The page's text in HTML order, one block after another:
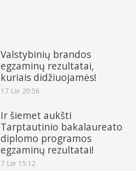
Valstybinių brandos
egzaminų rezultatai,
kuriais didžiuojamės!
17 Lie 20:56
Ir šiemet aukšti
Tarptautinio bakalaureato
diplomo programos
egzaminų rezultatai!
7 Lie 15:12